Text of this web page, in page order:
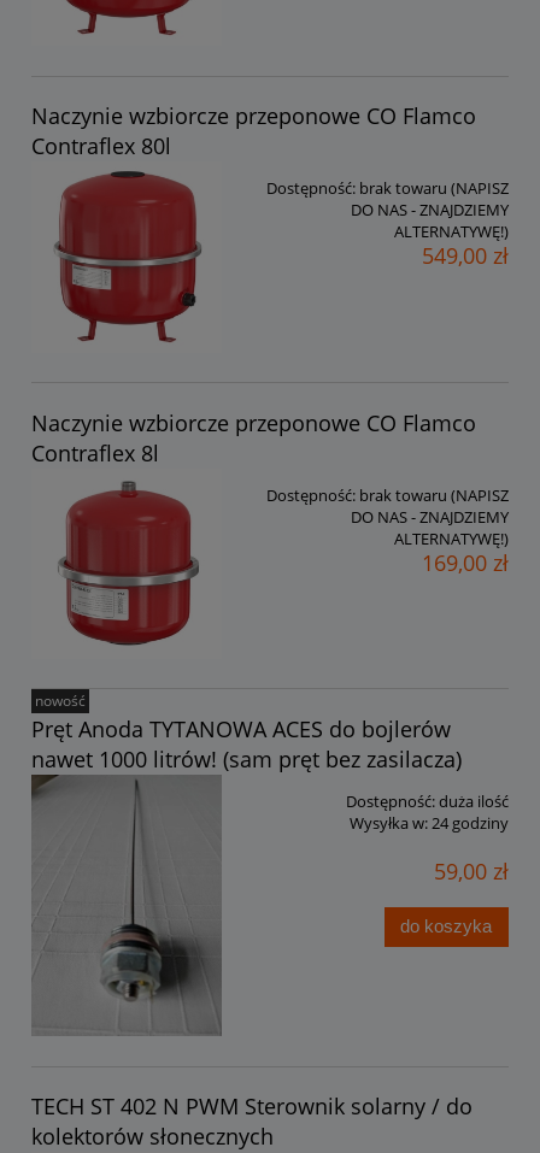
Naczynie wzbiorcze przeponowe CO Flamco
Contraflex 80l
Dostępność: brak towaru (NAPISZ
DO NAS - ZNAJDZIEMY
ALTERNATYWĘ!)
549,00 zł
Naczynie wzbiorcze przeponowe CO Flamco
Contraflex 8l
Dostępność: brak towaru (NAPISZ
DO NAS - ZNAJDZIEMY
ALTERNATYWĘ!)
169,00 zł
Pręt Anoda TYTANOWA ACES do bojlerów
nawet 1000 litrów! (sam pręt bez zasilacza)
Dostępność:duża ilość
Wysyłka w:24 godziny
59,00 zł
do koszyka
nowość
TECH ST 402 N PWM Sterownik solarny / do
kolektorów słonecznych